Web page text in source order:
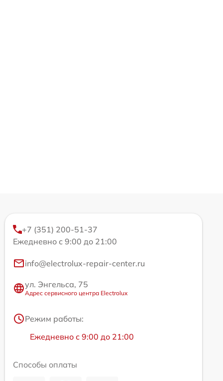
+7 (351) 200-51-37
Ежедневно с 9:00 до 21:00
info@electrolux-repair-center.ru
ул. Энгельса, 75
Адрес сервисного центра Electrolux
Режим работы:
Ежедневно с 9:00 до 21:00
Способы оплаты